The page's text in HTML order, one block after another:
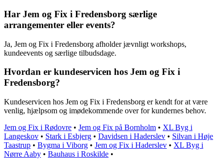
Har Jem og Fix i Fredensborg særlige
arrangementer eller events?
Ja, Jem og Fix i Fredensborg afholder jævnligt workshops,
kundeevents og særlige tilbudsdage.
Hvordan er kundeservicen hos Jem og Fix i
Fredensborg?
Kundeservicen hos Jem og Fix i Fredensborg er kendt for at være
venlig, hjælpsom og imødekommende over for kundernes behov.
Jem og Fix i Rødovre • Jem og Fix på Bornholm • XL Byg i
Langeskov • Stark i Esbjerg • Davidsen i Haderslev • Silvan i Høje
Taastrup • Bygma i Viborg • Jem og Fix i Haderslev • XL Byg i
Nørre Aaby • Bauhaus i Roskilde •